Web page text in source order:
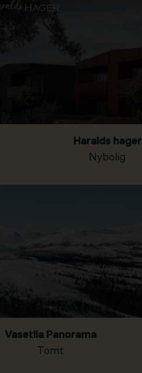
Haralds hager
Nybolig
Vasetlia Panorama
Tomt